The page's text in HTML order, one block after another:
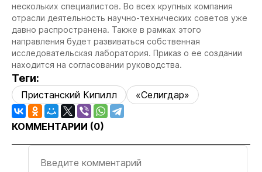
нескольких специалистов. Во всех крупных компания
отрасли деятельность научно-технических советов уже
давно распространена. Также в рамках этого
направления будет развиваться собственная
исследовательская лаборатория. Приказ о ее создании
находится на согласовании руководства.
Теги:
Пристанский Кипилл «Селигдар»
КОММЕНТАРИИ (0)